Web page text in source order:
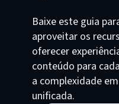
Baixe este guia
aproveitar os
oferecer
conteúdo para
a complexidade
unificada.